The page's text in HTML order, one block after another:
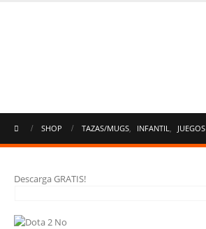
SHOP TAZAS/MUGS INFANTIL JUEGOS
Descarga GRATIS!